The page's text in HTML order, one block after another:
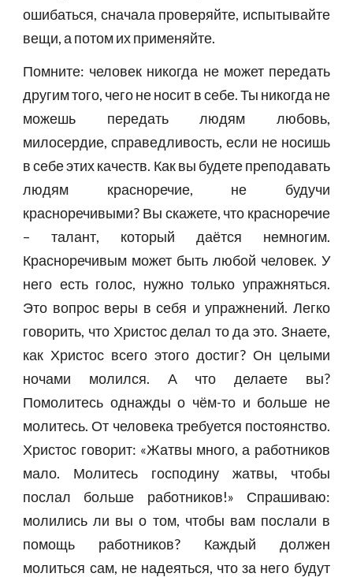
ошибаться, сначала проверяйте, испытывайте
вещи, а потом их применяйте.
Помните: человек никогда не может передать
другим того, чего не носит в себе. Ты никогда не
можешь передать людям любовь,
милосердие, справедливость, если не носишь
в себе этих качеств. Как вы будете преподавать
людям красноречие, не будучи
красноречивыми? Вы скажете, что красноречие
– талант, который даётся немногим.
Красноречивым может быть любой человек. У
него есть голос, нужно только упражняться.
Это вопрос веры в себя и упражнений. Легко
говорить, что Христос делал то да это. Знаете,
как Христос всего этого достиг? Он целыми
ночами молился. А что делаете вы?
Помолитесь однажды о чём-то и больше не
молитесь. От человека требуется постоянство.
Христос говорит: «Жатвы много, а работников
мало. Молитесь господину жатвы, чтобы
послал больше работников!» Спрашиваю:
молились ли вы о том, чтобы вам послали в
помощь работников? Каждый должен
молиться сам, не надеяться, что за него будут